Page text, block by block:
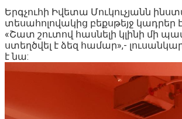
Երգչուհի Իվետա Մուկուչյանն
տեսահոլովակից բեքսթեյջ կադրեր
«Շատ շուտով հասնելի կլինի մի
ստեղծվել է ձեզ համար»,-
է նա: